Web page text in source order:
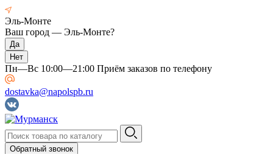
Эль-Монте
Ваш город — Эль-Монте?
Пн—Вс 10:00—21:00 Приём заказов по телефону
dostavka@napolspb.ru
Обратный звонок